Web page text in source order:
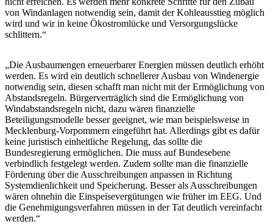
von Windanlagen notwendig sein, damit der Kohleausstieg möglich
wird und wir in keine Ökostromlücke und Versorgungslücke
schlittern.“
„Die Ausbaumengen erneuerbarer Energien müssen deutlich erhöht
werden. Es wird ein deutlich schnellerer Ausbau von Windenergie
notwendig sein, diesen schafft man nicht mit der Ermöglichung von
Abstandsregeln. Bürgerverträglich sind die Ermöglichung von
Windabstandsregeln nicht, dazu wären finanzielle
Beteiligungsmodelle besser geeignet, wie man beispielsweise in
Mecklenburg-Vorpommern eingeführt hat. Allerdings gibt es dafür
keine juristisch einheitliche Regelung, das sollte die
Bundesregierung ermöglichen. Die muss auf Bundesebene
verbindlich festgelegt werden. Zudem sollte man die finanzielle
Förderung über die Ausschreibungen anpassen in Richtung
Systemdienlichkeit und Speicherung. Besser als Ausschreibungen
wären ohnehin die Einspeisevergütungen wie früher im EEG. Und
die Genehmigungsverfahren müssen in der Tat deutlich vereinfacht
werden.“